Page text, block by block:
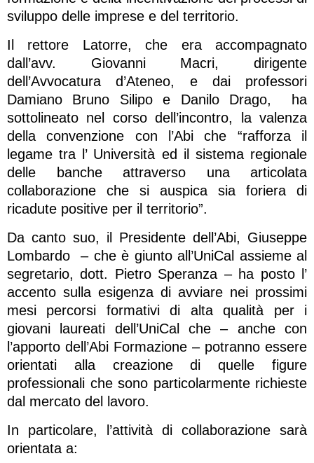
sviluppo delle imprese e del territorio.
Il rettore Latorre, che era accompagnato
dall’avv. Giovanni Macri, dirigente
dell’Avvocatura d’Ateneo, e dai professori
Damiano Bruno Silipo e Danilo Drago, ha
sottolineato nel corso dell’incontro, la valenza
della convenzione con l’Abi che “rafforza il
legame tra l’ Università ed il sistema regionale
delle banche attraverso una articolata
collaborazione che si auspica sia foriera di
ricadute positive per il territorio”.
Da canto suo, il Presidente dell’Abi, Giuseppe
Lombardo – che è giunto all’UniCal assieme al
segretario, dott. Pietro Speranza – ha posto l’
accento sulla esigenza di avviare nei prossimi
mesi percorsi formativi di alta qualità per i
giovani laureati dell’UniCal che – anche con
l’apporto dell’Abi Formazione – potranno essere
orientati alla creazione di quelle figure
professionali che sono particolarmente richieste
dal mercato del lavoro.
In particolare, l’attività di collaborazione sarà
orientata a: